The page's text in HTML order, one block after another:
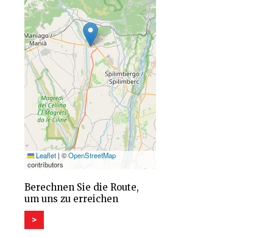
Leaflet | ©OpenStreetMap
contributors
Berechnen Sie die Route,
um uns zu erreichen
>